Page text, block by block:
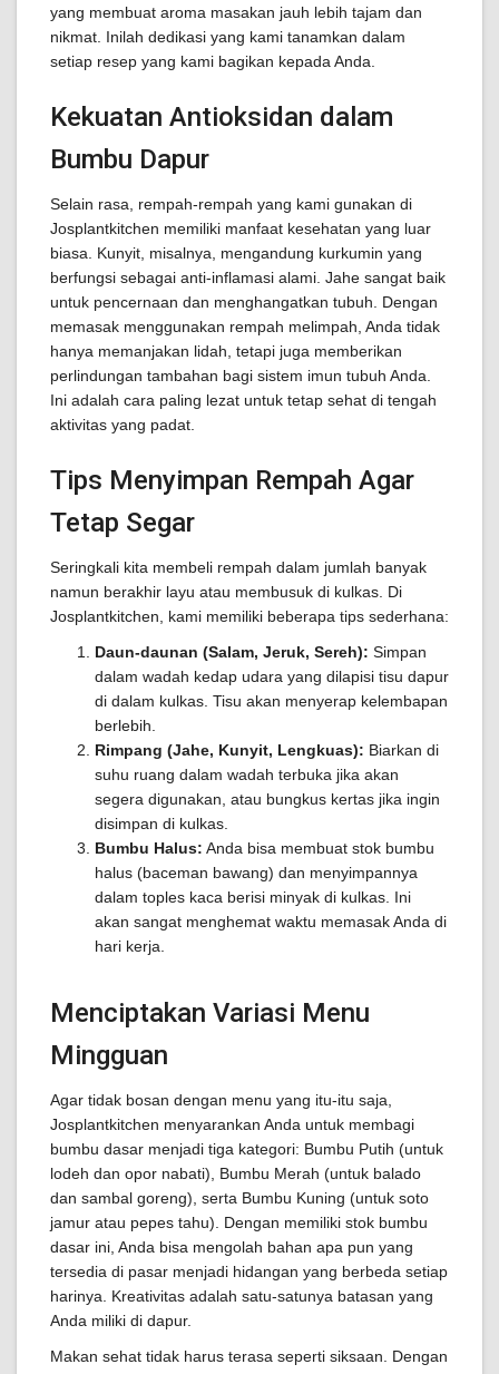
yang membuat aroma masakan jauh lebih tajam dan
nikmat. Inilah dedikasi yang kami tanamkan dalam
setiap resep yang kami bagikan kepada Anda.
Kekuatan Antioksidan dalam
Bumbu Dapur
Selain rasa, rempah-rempah yang kami gunakan di
Josplantkitchen memiliki manfaat kesehatan yang luar
biasa. Kunyit, misalnya, mengandung kurkumin yang
berfungsi sebagai anti-inflamasi alami. Jahe sangat baik
untuk pencernaan dan menghangatkan tubuh. Dengan
memasak menggunakan rempah melimpah, Anda tidak
hanya memanjakan lidah, tetapi juga memberikan
perlindungan tambahan bagi sistem imun tubuh Anda.
Ini adalah cara paling lezat untuk tetap sehat di tengah
aktivitas yang padat.
Tips Menyimpan Rempah Agar
Tetap Segar
Seringkali kita membeli rempah dalam jumlah banyak
namun berakhir layu atau membusuk di kulkas. Di
Josplantkitchen, kami memiliki beberapa tips sederhana:
Daun-daunan (Salam, Jeruk, Sereh): Simpan
dalam wadah kedap udara yang dilapisi tisu dapur
di dalam kulkas. Tisu akan menyerap kelembapan
berlebih.
Rimpang (Jahe, Kunyit, Lengkuas): Biarkan di
suhu ruang dalam wadah terbuka jika akan
segera digunakan, atau bungkus kertas jika ingin
disimpan di kulkas.
Bumbu Halus: Anda bisa membuat stok bumbu
halus (baceman bawang) dan menyimpannya
dalam toples kaca berisi minyak di kulkas. Ini
akan sangat menghemat waktu memasak Anda di
hari kerja.
Menciptakan Variasi Menu
Mingguan
Agar tidak bosan dengan menu yang itu-itu saja,
Josplantkitchen menyarankan Anda untuk membagi
bumbu dasar menjadi tiga kategori: Bumbu Putih (untuk
lodeh dan opor nabati), Bumbu Merah (untuk balado
dan sambal goreng), serta Bumbu Kuning (untuk soto
jamur atau pepes tahu). Dengan memiliki stok bumbu
dasar ini, Anda bisa mengolah bahan apa pun yang
tersedia di pasar menjadi hidangan yang berbeda setiap
harinya. Kreativitas adalah satu-satunya batasan yang
Anda miliki di dapur.
Makan sehat tidak harus terasa seperti siksaan. Dengan